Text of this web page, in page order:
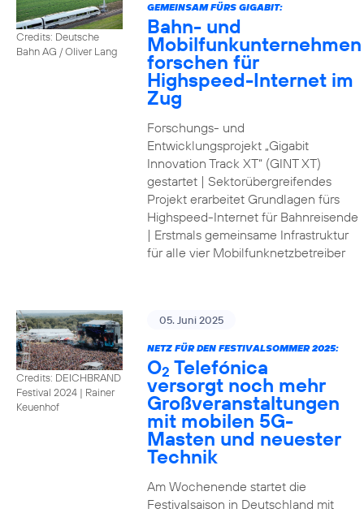
Credits: Deutsche
Bahn AG / Oliver Lang
GEMEINSAM FÜRS GIGABIT:
Bahn- und
Mobilfunkunternehmen
forschen für
Highspeed-Internet im
Zug
Forschungs- und
Entwicklungsprojekt „Gigabit
Innovation Track XT“ (GINT XT)
gestartet | Sektorübergreifendes
Projekt erarbeitet Grundlagen fürs
Highspeed-Internet für Bahnreisende
| Erstmals gemeinsame Infrastruktur
für alle vier Mobilfunknetzbetreiber
Credits: DEICHBRAND
Festival 2024 | Rainer
Keuenhof
05. Juni 2025
NETZ FÜR DEN FESTIVALSOMMER 2025:
O2 Telefónica
versorgt noch mehr
Großveranstaltungen
mit mobilen 5G-
Masten und neuester
Technik
Am Wochenende startet die
Festivalsaison in Deutschland mit